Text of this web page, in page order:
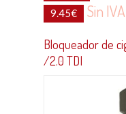
9.45€ Sin IVA
Bloqueador de
/2.0 TDI